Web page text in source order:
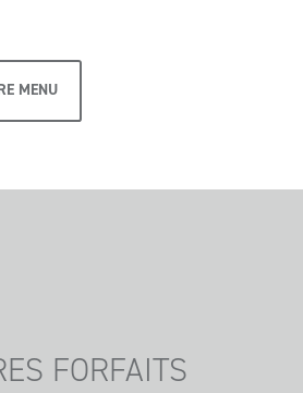
MENU
FORFAITS